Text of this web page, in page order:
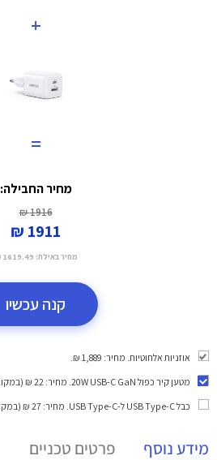
+
=
מחיר החבילה:
1916 ₪
1911 ₪
מחיר באילת: 1619.49 ₪
קנה עכשיו
אוזניות אלחוטיות. מחיר: 1,889 ₪.
מטען קיר כפול 20W USB-C GaN
. מחיר: 22 ₪ (במקום 27 ₪).
כבל USB Type-C ל-USB Type-C
. מחיר: 27 ₪ (במקום 29 ₪).
מידע נוסף פרטים טכניים